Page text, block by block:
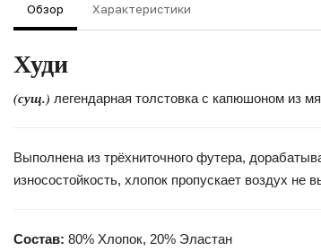
Обзор Характеристики
Худи
(сущ.) легендарная толстовка с капюшоном из
Выполнена из трёхниточного футера,
износостойкость, хлопок пропускает воздух не
Состав: 80% Хлопок, 20% Эластан